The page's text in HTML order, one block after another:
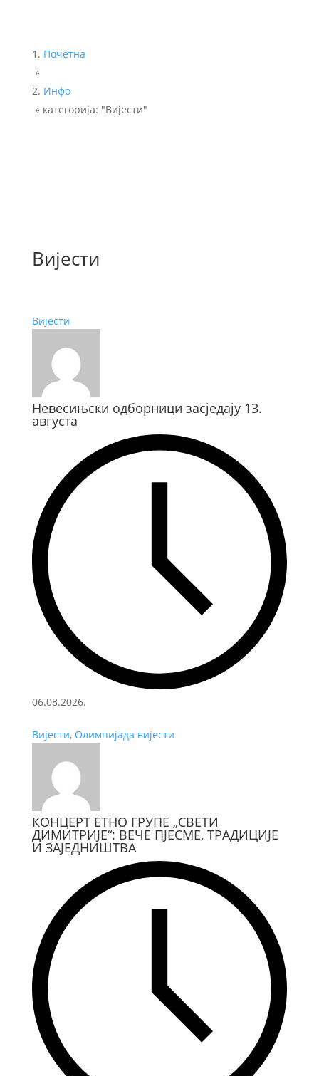
Почетна
»
Инфо
» категорија: "Вијести"
Вијести
Вијести
Невесињски одборници засједају 13.
августа
06.08.2026.
Вијести, Олимпијада вијести
КОНЦЕРТ ЕТНО ГРУПЕ „СВЕТИ
ДИМИТРИЈЕ“: ВЕЧЕ ПЈЕСМЕ, ТРАДИЦИЈЕ
И ЗАЈЕДНИШТВА